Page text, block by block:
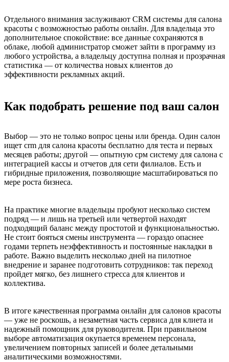
Отдельного внимания заслуживают CRM системы для салона
красоты с возможностью работы онлайн. Для владельца это
дополнительное спокойствие: все данные сохраняются в
облаке, любой администратор сможет зайти в программу из
любого устройства, а владельцу доступна полная и прозрачная
статистика — от количества новых клиентов до
эффективности рекламных акций.
Как подобрать решение под ваш салон
Выбор — это не только вопрос цены или бренда. Один салон
ищет crm для салона красоты бесплатно для теста и первых
месяцев работы; другой — опытную срм систему для салона с
интеграцией кассы и отчетов для сети филиалов. Есть и
гибридные приложения, позволяющие масштабироваться по
мере роста бизнеса.
На практике многие владельцы пробуют несколько систем
подряд — и лишь на третьей или четвертой находят
подходящий баланс между простотой и функциональностью.
Не стоит бояться смены инструмента — гораздо опаснее
годами терпеть неэффективность и постоянные накладки в
работе. Важно выделить несколько дней на пилотное
внедрение и заранее подготовить сотрудников: так переход
пройдет мягко, без лишнего стресса для клиентов и
коллектива.
В итоге качественная программа онлайн для салонов красоты
— уже не роскошь, а незаметная часть сервиса для клиета и
надежный помощник для руководителя. При правильном
выборе автоматизация окупается временем персонала,
увеличением повторных записей и более детальными
аналитическими возможностями.